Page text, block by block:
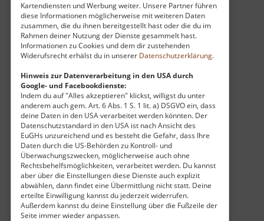
Kartendiensten und Werbung weiter. Unsere Partner führen
diese Informationen möglicherweise mit weiteren Daten
zusammen, die du ihnen bereitgestellt hast oder die du im
Rahmen deiner Nutzung der Dienste gesammelt hast.
Informationen zu Cookies und dem dir zustehenden
Widerufsrecht erhälst du in unserer Datenschutzerklärung.
Hinweis zur Datenverarbeitung in den USA durch
Google- und Facebookdienste:
Indem du auf "Alles akzeptieren" klickst, willigst du unter
anderem auch gem. Art. 6 Abs. 1 S. 1 lit. a) DSGVO ein, dass
deine Daten in den USA verarbeitet werden könnten. Der
Datenschutzstandard in den USA ist nach Ansicht des
EuGHs unzureichend und es besteht die Gefahr, dass Ihre
Daten durch die US-Behörden zu Kontroll- und
Überwachungszwecken, möglicherweise auch ohne
Rechtsbehelfsmöglichkeiten, verarbeitet werden. Du kannst
aber über die Einstellungen diese Dienste auch explizit
abwählen, dann findet eine Übermittlung nicht statt. Deine
erteilte Einwilligung kannst du jederzeit widerrufen.
Außerdem kannst du deine Einstellung über die Fußzeile der
Seite immer wieder anpassen.
in den lange Zeit wichtigsten Bereich der
sächsischen Wirtschaft: die Textilindustrie. Eine
solche Auswahl voll funktionsfähiger
Textilmaschinen, die zum Teil noch aus dem
späten 19.Jahrhundert stammen, findet man an
kaum einem anderen Ort. Hier kann man auch
selbst experimentieren und ausgewählte
Maschinen in Aktion erleben.